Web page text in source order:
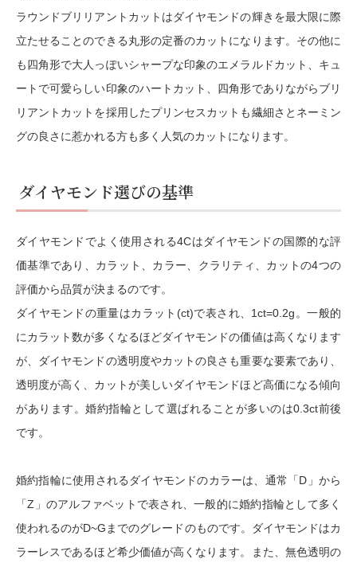
ラウンドブリリアントカットはダイヤモンドの輝きを最大限に際
立たせることのできる丸形の定番のカットになります。その他に
も四角形で大人っぽいシャープな印象のエメラルドカット、キュ
ートで可愛らしい印象のハートカット、四角形でありながらブリ
リアントカットを採用したプリンセスカットも繊細さとネーミン
グの良さに惹かれる方も多く人気のカットになります。
ダイヤモンド選びの基準
ダイヤモンドでよく使用される4Cはダイヤモンドの国際的な評
価基準であり、カラット、カラー、クラリティ、カットの4つの
評価から品質が決まるのです。
ダイヤモンドの重量はカラット(ct)で表され、1ct=0.2g。一般的
にカラット数が多くなるほどダイヤモンドの価値は高くなります
が、ダイヤモンドの透明度やカットの良さも重要な要素であり、
透明度が高く、カットが美しいダイヤモンドほど高価になる傾向
があります。婚約指輪として選ばれることが多いのは0.3ct前後
です。
婚約指輪に使用されるダイヤモンドのカラーは、通常「D」から
「Z」のアルファベットで表され、一般的に婚約指輪として多く
使われるのがD~Gまでのグレードのものです。ダイヤモンドはカ
ラーレスであるほど希少価値が高くなります。また、無色透明の